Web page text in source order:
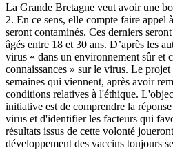
La Grande Bretagne veut avoir une
2. En ce sens, elle compte faire appel
seront contaminés. Ces derniers
âgés entre 18 et 30 ans. D’après les
virus « dans un environnement sûr et
connaissances » sur le virus. Le
semaines qui viennent, après avoir
conditions relatives à l'éthique.
initiative est de comprendre la
virus et d'identifier les facteurs qui
résultats issus de cette volonté
développement des vaccins toujours